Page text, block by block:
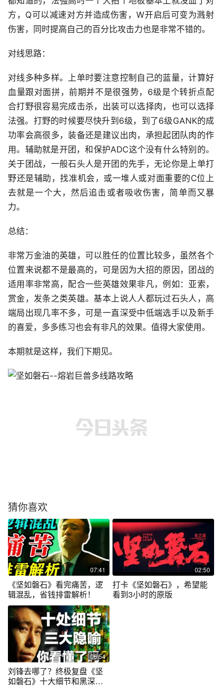
方，Q可以减速对方并造成伤害，W开启后可变为溅射
伤害，同时提高自己的百分比攻击力也是非常不错的。
对线思路：
对线多种多样。上单时要注意控制自己的蓝量，计算好
血量跟对面拼，前期并不是很强势，6级是个转折点配
合打野很容易完成击杀，出装可以选择肉，也可以选择
法强。打野的时候要尽快升到6级，到了6级GANK的成
功率会高很多，装备还是建议出肉，承担起团队肉的作
用。辅助就是开团，和保护ADC这个没有什么特别的。
关于团战，一般石头人是开团的先手，无论你是上单打
野还是辅助，找准机会，或一堆人或对面重要的C位上
去就是一个大，然后追击或者吸收伤害，简单而又暴
力。
总结：
非常万金油的英雄，可以胜任的位置比较多，虽然各个
位置来说都不是最高的，可是因为大招的原因，团战的
适用率非常高，配合一些英雄效果非凡，例如：亚索，
赏金，发条之类英雄。基本上说人人都玩过石头人，高
端局出现几率不多，可是一直深受中低端选手以及新手
的喜爱，多多练习也会有非凡的效果。值得大家使用。
本期就是这样，我们下期见。
猜你喜欢
07:41
《坚如磐石》看完痛苦，逻
辑混乱，省钱排雷解析！
02:50
打卡《坚如磐石》，希望能
看到3小时的原版
06:54
刘锋去哪了？终极复盘《坚
如磐石》十大细节和黑深残